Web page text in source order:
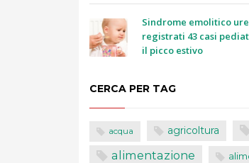
Sindrome emolitico
registrati 43 casi
il picco estivo
CERCA PER TAG
acqua agricoltura
alimentazione